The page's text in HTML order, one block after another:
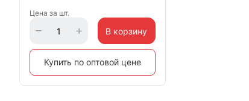
Цена за шт.
В корзину
Купить по оптовой цене